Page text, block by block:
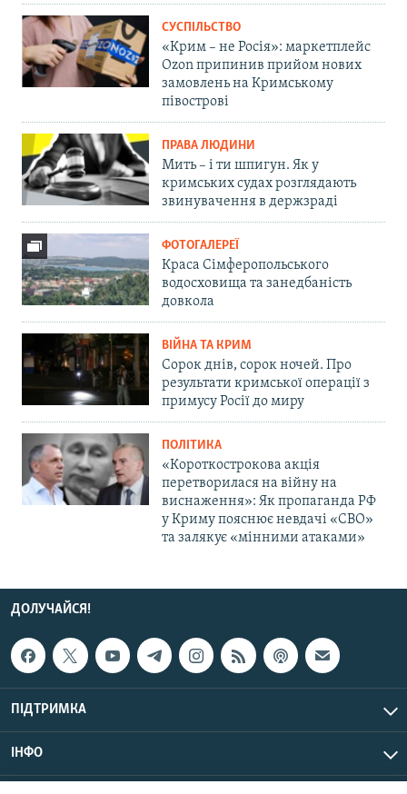
СУСПІЛЬСТВО
«Крим – не Росія»: маркетплейс
Ozon припинив прийом нових
замовлень на Кримському
півострові
ПРАВА ЛЮДИНИ
Мить – і ти шпигун. Як у
кримських судах розглядають
звинувачення в держзраді
ФОТОГАЛЕРЕЇ
Краса Сімферопольського
водосховища та занедбаність
довкола
ВІЙНА ТА КРИМ
Сорок днів, сорок ночей. Про
результати кримської операції з
примусу Росії до миру
ПОЛІТИКА
«Короткострокова акція
перетворилася на війну на
виснаження»: Як пропаганда РФ
у Криму пояснює невдачі «СВО»
та залякує «мінними атаками»
ДОЛУЧАЙСЯ!
ПІДТРИМКА
ІНФО